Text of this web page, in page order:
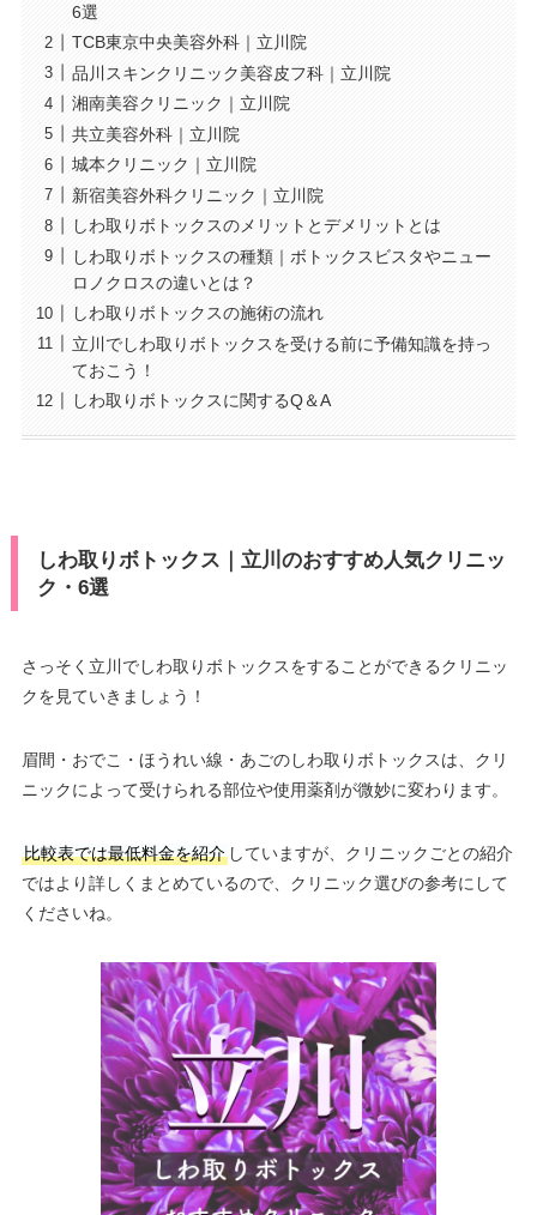
6選
TCB東京中央美容外科｜立川院
品川スキンクリニック美容皮フ科｜立川院
湘南美容クリニック｜立川院
共立美容外科｜立川院
城本クリニック｜立川院
新宿美容外科クリニック｜立川院
しわ取りボトックスのメリットとデメリットとは
しわ取りボトックスの種類｜ボトックスビスタやニュー
ロノクロスの違いとは？
しわ取りボトックスの施術の流れ
立川でしわ取りボトックスを受ける前に予備知識を持っ
ておこう！
しわ取りボトックスに関するQ＆A
しわ取りボトックス｜立川のおすすめ人気クリニッ
ク・6選
さっそく立川でしわ取りボトックスをすることができるクリニッ
クを見ていきましょう！
眉間・おでこ・ほうれい線・あごのしわ取りボトックスは、クリ
ニックによって受けられる部位や使用薬剤が微妙に変わります。
比較表では最低料金を紹介していますが、クリニックごとの紹介
ではより詳しくまとめているので、クリニック選びの参考にして
くださいね。